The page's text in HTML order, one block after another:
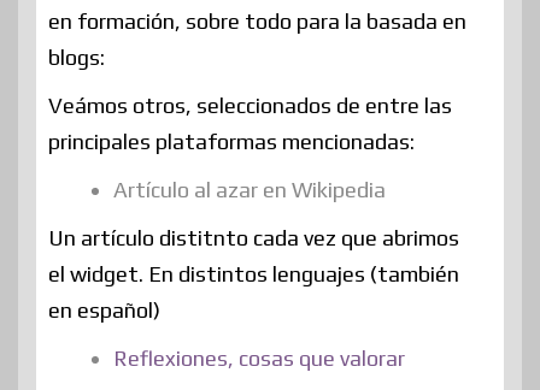
en formación, sobre todo para la basada en
blogs:
Veámos otros, seleccionados de entre las
principales plataformas mencionadas:
Artículo al azar en Wikipedia
Un artículo distitnto cada vez que abrimos
el widget. En distintos lenguajes (también
en español)
Reflexiones, cosas que valorar